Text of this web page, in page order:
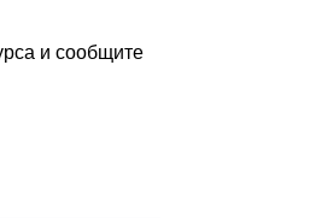
и сообщите